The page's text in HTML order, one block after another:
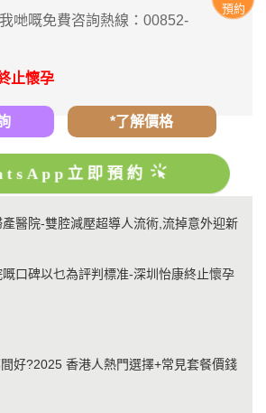
哋嘅免費咨詢熱線：00852-
止懷孕
*了解價格
立即預約
醫院-雙腔減壓超導人流術,流掉意外迎新
口碑以乜為評判標准-深圳怡康終止懷孕
好?2025 香港人熱門選擇+常見套餐價錢
預約